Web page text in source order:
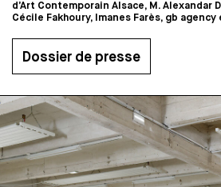
d’Art Contemporain Alsace, M. Alexandar
Cécile Fakhoury, Imanes Farès, gb agency
Dossier de presse